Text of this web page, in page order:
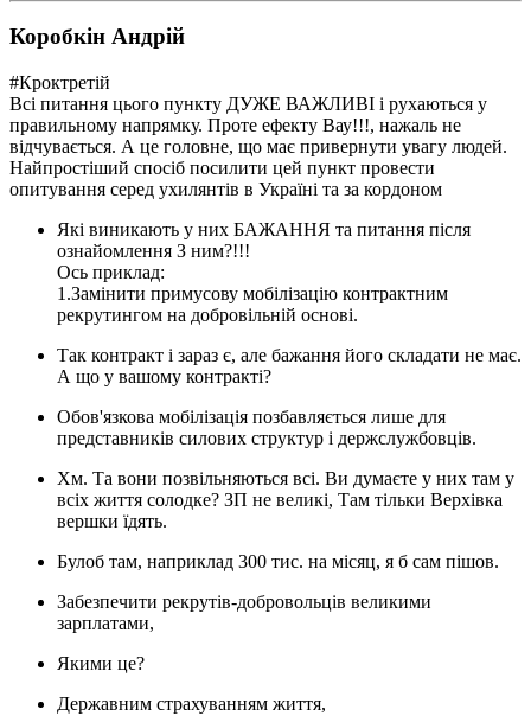
Коробкін Андрій
#Кроктретій
Всі питання цього пункту ДУЖЕ ВАЖЛИВІ і рухаються у
правильному напрямку. Проте ефекту Вау!!!, нажаль не
відчувається. А це головне, що має привернути увагу людей.
Найпростіший спосіб посилити цей пункт провести
опитування серед ухилянтів в Україні та за кордоном
Які виникають у них БАЖАННЯ та питання після
ознайомлення З ним?!!!
Ось приклад:
1.Замінити примусову мобілізацію контрактним
рекрутингом на добровільній основі.
Так контракт і зараз є, але бажання його складати не має.
А що у вашому контракті?
Обов'язкова мобілізація позбавляється лише для
представників силових структур і держслужбовців.
Хм. Та вони позвільняються всі. Ви думаєте у них там у
всіх життя солодке? ЗП не великі, Там тільки Верхівка
вершки їдять.
Булоб там, наприклад 300 тис. на місяц, я б сам пішов.
Забезпечити рекрутів-добровольців великими
зарплатами,
Якими це?
Державним страхуванням життя,